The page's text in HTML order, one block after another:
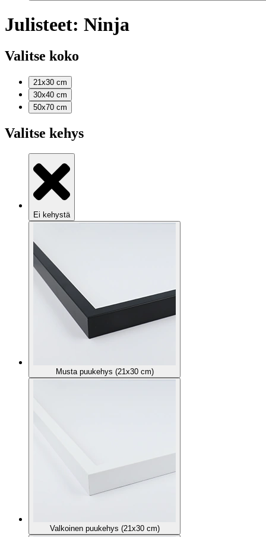
Julisteet: Ninja
Valitse koko
21x30 cm
30x40 cm
50x70 cm
Valitse kehys
Ei kehystä
Musta puukehys (21x30 cm)
Valkoinen puukehys (21x30 cm)